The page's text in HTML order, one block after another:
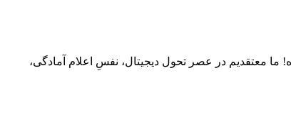
معتقدیم در عصر تحول دیجیتال، نفسِ اعلام آمادگی،